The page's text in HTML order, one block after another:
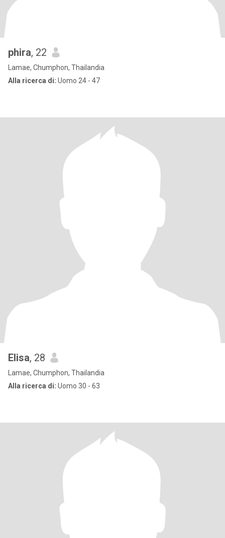
phira, 22
Lamae, Chumphon, Thailandia
Alla ricerca di: Uomo 24 - 47
Elisa, 28
Lamae, Chumphon, Thailandia
Alla ricerca di: Uomo 30 - 63